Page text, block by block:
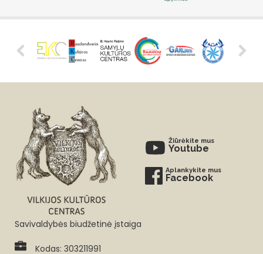
Žiūrėkite mus
Youtube
Aplankykite mus
Facebook
Savivaldybės biudžetinė įstaiga
Kodas: 303211991